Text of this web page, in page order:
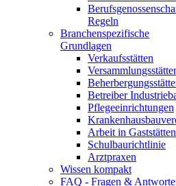
Regeln
Branchenspezifische
Grundlagen
Verkaufsstätten
Betreiber
Pflegeeinrichtungen
Arbeit in Gaststätten
Schulbaurichtlinie
Arztpraxen
Wissen kompakt
FAQ - Fragen &